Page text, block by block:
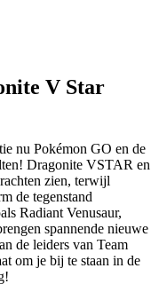
V Star
nu Pokémon GO en de
Dragonite VSTAR en
zien, terwijl
de tegenstand
Radiant Venusaur,
spannende nieuwe
de leiders van Team
om je bij te staan in de